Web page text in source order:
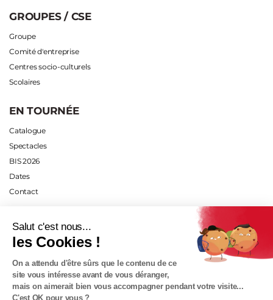
GROUPES / CSE
Groupe
Comité d'entreprise
Centres socio-culturels
Scolaires
EN TOURNÉE
Catalogue
Spectacles
BIS 2026
Dates
Contact
INFOS PRATIQUES
Plan d'accès
Abonnements
Carte cadeau
Salut c'est nous...
les Cookies !
On a attendu d'être sûrs que le contenu de ce
site vous intéresse avant de vous déranger,
mais on aimerait bien vous accompagner pendant votre visite...
C'est OK pour vous ?